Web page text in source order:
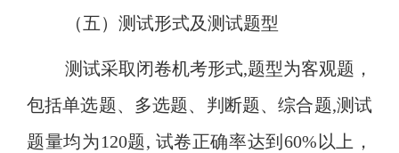
（五）测试形式及测试题型
测试采取闭卷机考形式,题型为客观题，
包括单选题、多选题、判断题、综合题,测试
题量均为120题, 试卷正确率达到60%以上，